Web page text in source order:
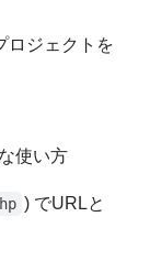
ロジェクトを
使い方
) でURLと